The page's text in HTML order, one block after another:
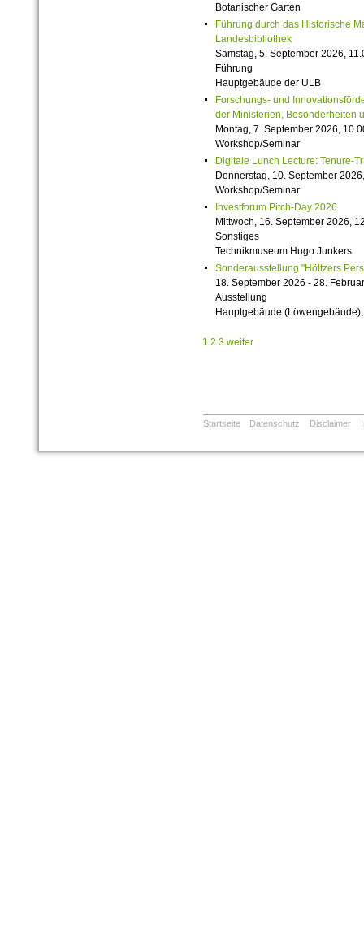
Botanischer Garten
Führung durch das Historische
Landesbibliothek
Samstag, 5. September 2026,
Führung
Hauptgebäude der ULB
Forschungs- und
der Ministerien, Besonderheiten
Montag, 7. September 2026,
Workshop/Seminar
Digitale Lunch Lecture: Tenure-
Donnerstag, 10. September
Workshop/Seminar
Investforum Pitch-Day 2026
Mittwoch, 16. September 2026,
Sonstiges
Technikmuseum Hugo Junkers
Sonderausstellung "Höltzers
18. September 2026 - 28.
Ausstellung
Hauptgebäude
1 2 3 weiter
Startseite Datenschutz Disclaimer